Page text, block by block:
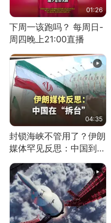
01:26
下周一该跑吗？ 每周日-
周四晚上21:00直播
04:35
封锁海峡不管用了？伊朗
媒体罕见反思：中国到底